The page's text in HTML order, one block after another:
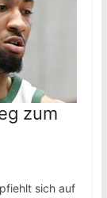
zum
sich auf